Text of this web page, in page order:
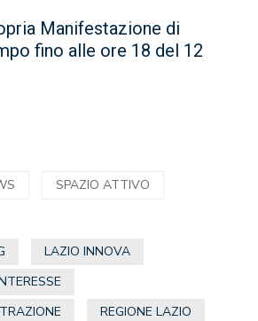
Manifestazione di
fino alle ore 18 del 12
SPAZIO ATTIVO
LAZIO INNOVA
REGIONE LAZIO